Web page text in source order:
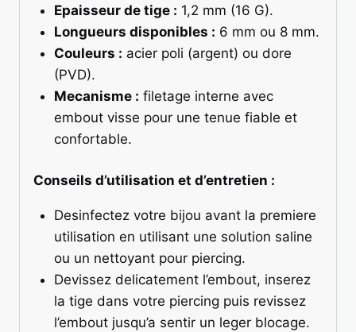
Epaisseur de tige : 1,2 mm (16 G).
Longueurs disponibles : 6 mm ou 8 mm.
Couleurs : acier poli (argent) ou dore
(PVD).
Mecanisme : filetage interne avec
embout visse pour une tenue fiable et
confortable.
Conseils d’utilisation et d’entretien :
Desinfectez votre bijou avant la premiere
utilisation en utilisant une solution saline
ou un nettoyant pour piercing.
Devissez delicatement l’embout, inserez
la tige dans votre piercing puis revissez
l’embout jusqu’a sentir un leger blocage.